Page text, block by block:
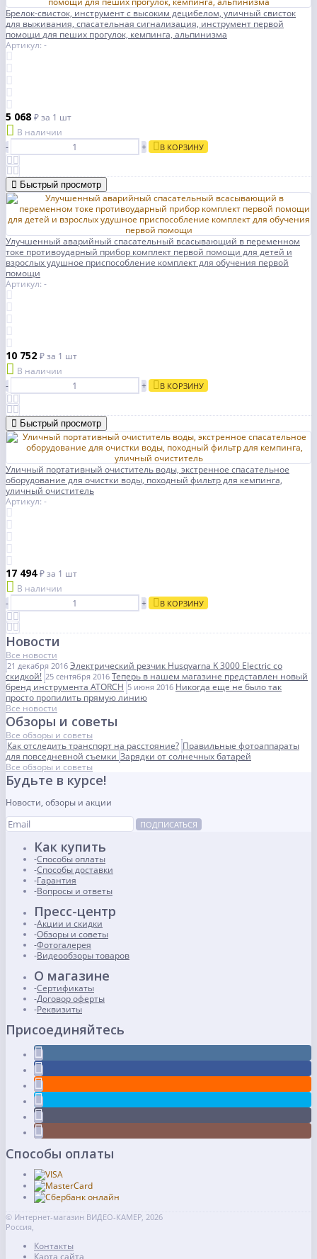
Брелок-свисток, инструмент с высоким децибелом, уличный свисток
для выживания, спасательная сигнализация, инструмент первой
помощи для пеших прогулок, кемпинга, альпинизма
Артикул: -
5 068 ₽за 1 шт
В наличии
-
+ В КОРЗИНУ
Быстрый просмотр
Улучшенный аварийный спасательный всасывающий в переменном
токе противоударный прибор комплект первой помощи для детей и
взрослых удушное приспособление комплект для обучения первой
помощи
Артикул: -
10 752 ₽за 1 шт
В наличии
-
+ В КОРЗИНУ
Быстрый просмотр
Уличный портативный очиститель воды, экстренное спасательное
оборудование для очистки воды, походный фильтр для кемпинга,
уличный очиститель
Артикул: -
17 494₽за 1 шт
В наличии
-
+ В КОРЗИНУ
Новости
Все новости
21 декабря 2016 Электрический резчик Husqvarna K 3000 Electric со
скидкой! 25 сентября 2016 Теперь в нашем магазине представлен новый
бренд инструмента ATORCH 5 июня 2016 Никогда еще не было так
просто пропилить прямую линию
Все новости
Обзоры и советы
Все обзоры и советы
Как отследить транспорт на расстояние? Правильные фотоаппараты
для повседневной съемки Зарядки от солнечных батарей
Все обзоры и советы
Будьте в курсе!
Новости, обзоры и акции
ПОДПИСАТЬСЯ
Как купить
Способы оплаты
Способы доставки
Гарантия
Вопросы и ответы
Пресс-центр
Акции и скидки
Обзоры и советы
Фотогалерея
Видеообзоры товаров
О магазине
Сертификаты
Договор оферты
Реквизиты
Присоединяйтесь
Способы оплаты
© Интернет-магазин ВИДЕО-КАМЕР, 2026
Россия,
Контакты